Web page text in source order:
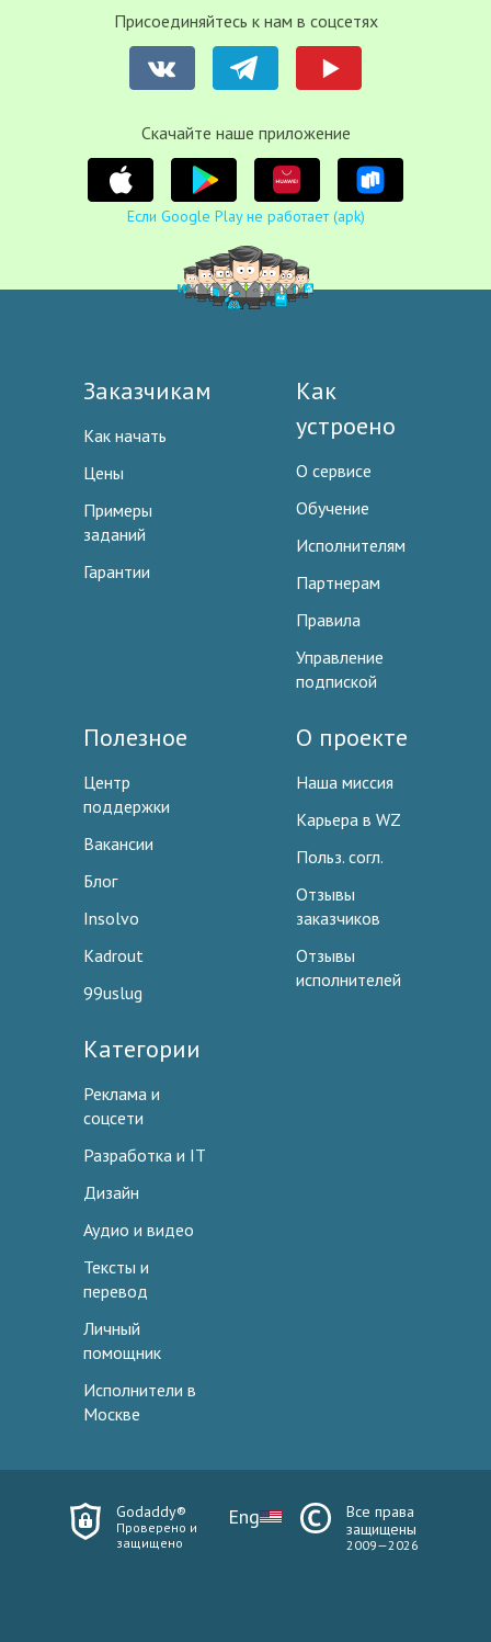
Присоединяйтесь к нам в соцсетях
Cкачайте наше приложение
Если Google Play не работает (apk)
Заказчикам
Как начать
Цены
Примеры
заданий
Гарантии
Как
устроено
О сервисе
Обучение
Исполнителям
Партнерам
Правила
Управление
подпиской
Полезное
Центр
поддержки
Вакансии
Блог
Insolvo
Kadrout
99uslug
О проекте
Наша миссия
Карьера в WZ
Польз. согл.
Отзывы
заказчиков
Отзывы
исполнителей
Категории
Реклама и
соцсети
Разработка и IT
Дизайн
Аудио и видео
Тексты и
перевод
Личный
помощник
Исполнители в
Москве
Godaddy®
Проверено и
защищено
Eng
Все права
защищены
2009—2026